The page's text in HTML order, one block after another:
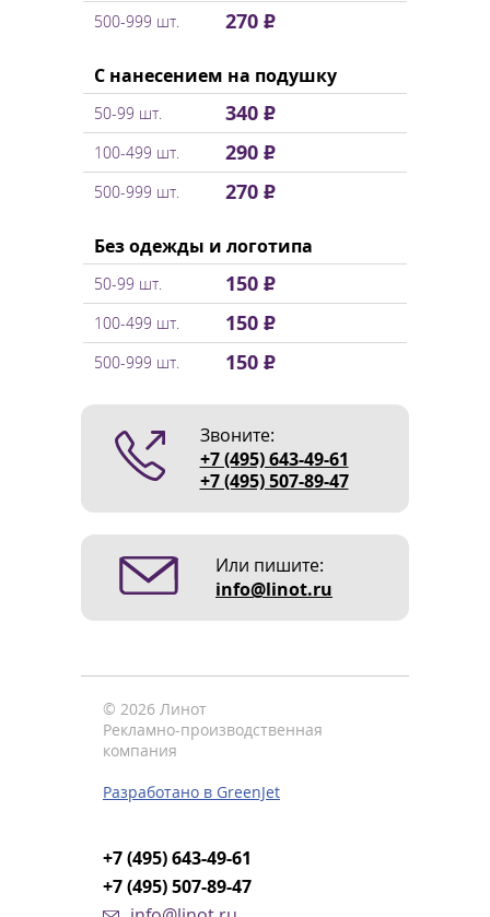
500-999 шт. 270 ₽
С нанесением на подушку
50-99 шт. 340 ₽
100-499 шт. 290 ₽
500-999 шт. 270 ₽
Без одежды и логотипа
50-99 шт. 150 ₽
100-499 шт. 150 ₽
500-999 шт. 150 ₽
Звоните:
+7 (495) 643-49-61
+7 (495) 507-89-47
Или пишите:
info@linot.ru
© 2026 Линот
Рекламно-производственная
компания
Разработано в GreenJet
+7 (495) 643-49-61
+7 (495) 507-89-47